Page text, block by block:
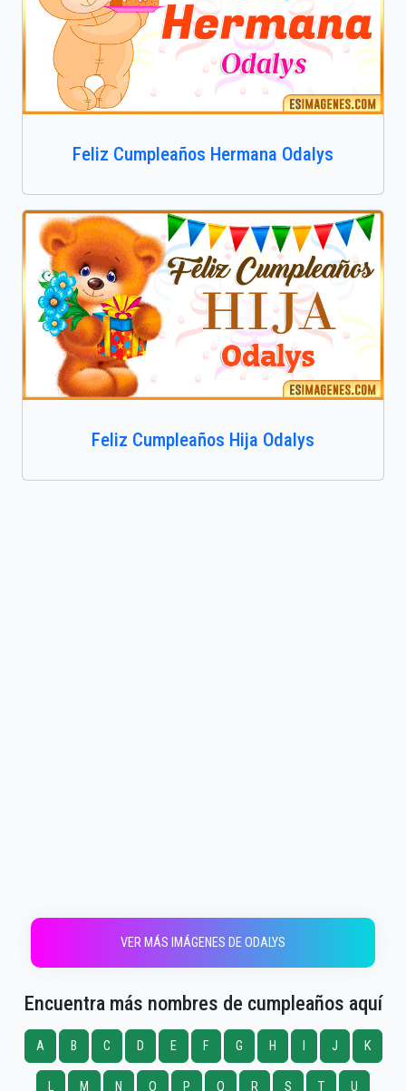
Feliz Cumpleaños Hermana Odalys
Feliz Cumpleaños Hija Odalys
VER MÁS IMÁGENES DE ODALYS
Encuentra más nombres de cumpleaños aquí
A B C D E F G H J K
L M N O P Q R S T U